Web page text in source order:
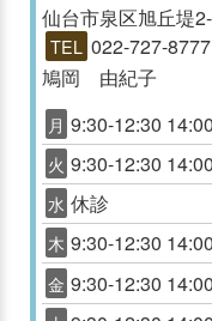
仙台市泉区旭丘堤
TEL 022-727-8777
鳩岡 由紀子
月 9:30-12:30
火 9:30-12:30
水 休診
木 9:30-12:30
金 9:30-12:30